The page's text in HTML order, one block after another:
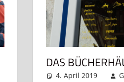
DAS
4. April 2019